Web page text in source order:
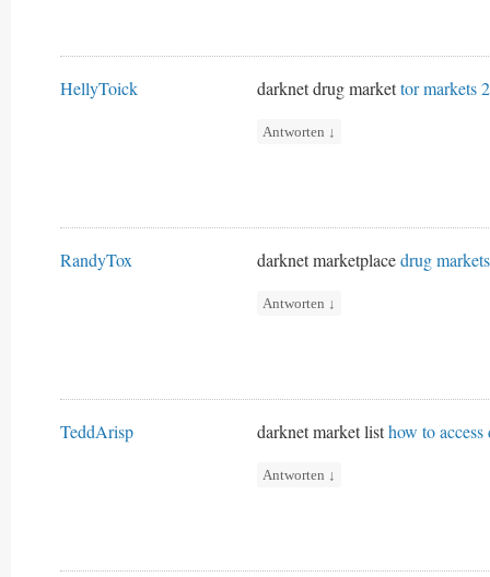
HellyToick darknet drug markettor markets
Antworten ↓
RandyTox darknet marketplacedrug
Antworten ↓
TeddArisp darknet market listhow to
Antworten ↓